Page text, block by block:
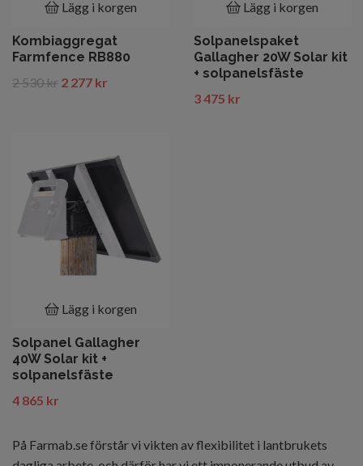
Lägg i korgen
Kombiaggregat
Farmfence RB880
2 530 kr 2 277 kr
Lägg i korgen
Solpanelspaket
Gallagher 20W Solar kit
+ solpanelsfäste
3 475 kr
Lägg i korgen
Solpanel Gallagher
40W Solar kit +
solpanelsfäste
4 865 kr
På Farmab.se förstår vi vikten av flexibilitet i lantbrukets